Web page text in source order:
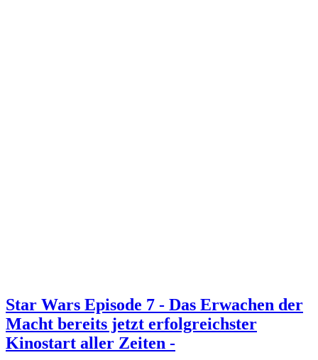
Star Wars Episode 7 - Das Erwachen der
Macht bereits jetzt erfolgreichster
Kinostart aller Zeiten -